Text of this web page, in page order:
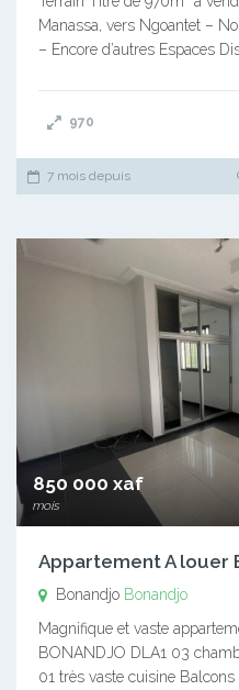
Manassa, vers Ngoantet –
– Encore d’autres Espaces
970
7 mois depuis
850 000 xaf
mois
Appartement A louer
Bonandjo Bonandjo
Magnifique et vaste
BONANDJO DLA1 03
01 très vaste cuisine